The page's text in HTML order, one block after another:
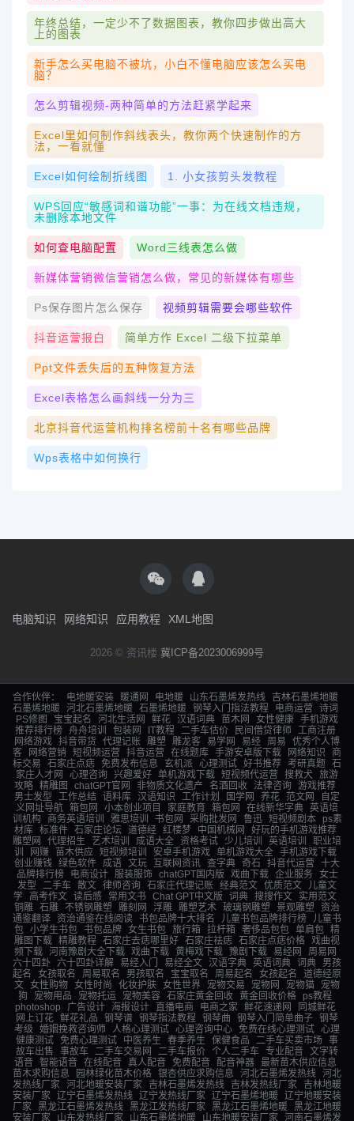
年终总结，一定少不了数据图表，教你四步做出高大
上的图表
新手怎么买电脑不被坑，小白不懂电脑应该怎么买电
脑？
怎么剪辑视频-两种简单的方法赶紧学起来
Excel里如何制作斜线表头，教你两个快速制作的方
法，一看就懂
Excel如何绘制折线图 1. 小女孩剪头发教程
WPS回应“敏感词和谐功能”一事：为在线文档违规，
未删除本地文件
如何查电脑配置 Word三线表怎么做
新媒体营销微信营销怎么做，常见的新媒体有哪些
Ps保存图片怎么保存 视频剪辑需要会哪些软件
抖音运营报白 简单方作 Excel 二级下拉菜单
Ppt文件丢失后的五种恢复方法
Excel表格怎么画斜线一分为三
北京抖音代运营机构排名榜前十名有哪些品牌
Wps表格中如何换行
电脑知识 网络知识 应用教程 XML地图
2026 © 资讯楼 冀ICP备2023006999号
合作伙伴： 电地暖安装 暖通网 电地暖 山东石墨烯发热线
吉林石墨烯地暖
石墨烯地暖
河北石墨烯地暖 石墨烯地暖 钢琴入门指法教程 电商运营
诗词
PS修图
宝宝起名 河北生活网 鲜花 汉语词典 苗木网 女性健康 手机游戏
推荐排行榜
舟舟培训 包装网 IT教程 二手车估价 民间借贷律师
工商注册
网络游戏 抖音带货 代理记账 雕塑 雕龙客 易学网 易经 周易
优秀个人博
客
网络营销 短视频运营 抖音运营 在线题库 手游安卓版下载 网络知识
商
标交易
石家庄点痣 免费发布信息 玄机派 心理测试 好书推荐 考研真题
石
家庄人才网
心理咨询 兴趣爱好 单机游戏下载 短视频代运营 搜救犬 旅游
攻略 精雕图 chatGPT官网 非物质文化遗产 名酒回收 法律咨询 游戏推荐
男士发型
工作总结 语料库 汉语知识 工作计划 国学网 养花 范文网
自定
义网址导航 箱包网 小本创业项目 家庭教育 箱包网 在线新华字典 英语培
训机构
商务英语培训 雅思培训 书包网 采购批发网 鲁迅 短视频剧本
ps素
材库
标准件 石家庄论坛 道德经 红楼梦 中国机械网
好玩的手机游戏推荐
雕塑网
代理招生 艺术培训 成语大全 资格考试 少儿培训 英语培训
职业培
训
网赚 苗木供应 短视频培训 安卓手机游戏 单机游戏大全
手机游戏下载
创业赚钱 绿色软件 成语 文玩 互联网资讯 查字典 奇石 抖音代运营
十大
品牌排行榜
电商设计 服装服饰 chatGPT国内版 戏曲下载 企业服务
女士
发型
二手车 散文 律师咨询 石家庄代理记账 经典范文 优质范文
儿童文
学
高考作文 读后感 常用文书 Chat GPT中文版 词典 搜搜作文
实用范文
铜雕 石雕 不锈钢雕塑 雕刻网 浮雕 雕塑艺术 玻璃钢雕塑 景观雕塑
资治
通鉴翻译
资治通鉴在线阅读 书包品牌十大排名 儿童书包品牌排行榜
儿童书
包 小学生书包 书包品牌 女生书包 旅行箱 拉杆箱 奢侈品包包 单肩包 精
雕图下载 精雕教程 石家庄去痣哪里好 石家庄祛痣 石家庄点痣价格 戏曲视
频下载
河南豫剧大全下载 戏曲下载 黄梅戏下载 豫剧下载 易经网
周易网
六十四卦
六十四卦详解 易经入门 易经全文 汉语字典 英语词典 词典
男孩
起名
女孩取名 周易取名 男孩取名 宝宝取名 周易起名 女孩起名
道德经原
文 女性购物 女性时尚 化妆护肤 女性世界 宠物交易 宠物网 宠物猫
宠物
狗
宠物用品 宠物托运 宠物美容 石家庄黄金回收 黄金回收价格
ps教程
photoshop
广告设计 海报设计 直播电商 电商之家 鲜花速递网
同城鲜花
网上订花 鲜花礼品 钢琴谱 钢琴指法教程 钢琴曲 钢琴入门简单曲子 钢琴
考级
婚姻挽救咨询师 人格心理测试 心理咨询中心 免费在线心理测试 心理
健康测试
免费心理测试 中医养生 春季养生 保健食品 二手车买卖市场
事
故车出售
事故车 二手车交易网 二手车报价 个人二手车 专业配音 文字转
语音
智能语音 在线配音 真人配音 免费配音 配音神器
最新苗木供应信息
苗木求购信息
园林绿化苗木价格 银杏供应求购信息 河北石墨烯发热线 河北
发热线厂家 河北地暖安装厂家 吉林石墨烯发热线 吉林发热线厂家
吉林地暖
安装厂家 辽宁石墨烯发热线 辽宁发热线厂家 辽宁石墨烯地暖 辽宁地暖安装
厂家 黑龙江石墨烯发热线 黑龙江发热线厂家 黑龙江石墨烯地暖 黑龙江地暖
安装厂家
山东发热线厂家 山东石墨烯地暖 山东地暖安装厂家 河南石墨烯发